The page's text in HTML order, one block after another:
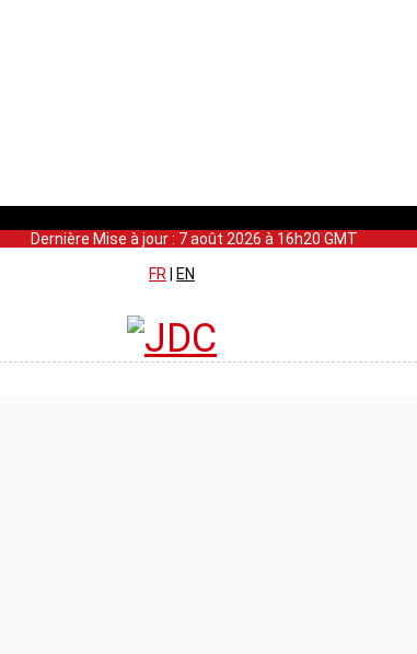
Dernière Mise à jour : 7 août 2026 à 16h20 GMT
FR
EN